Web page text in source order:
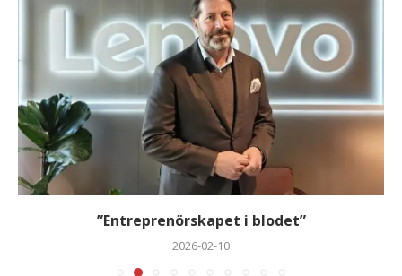
”Entreprenörskapet i blodet”
2026-02-10